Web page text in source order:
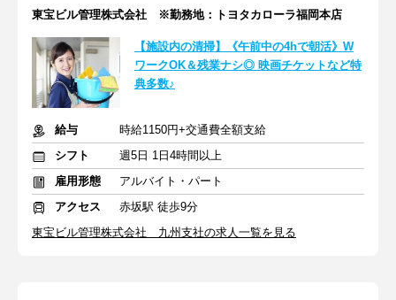
東宝ビル管理株式会社 ※勤務地：トヨタカローラ福岡本店
【施設内の清掃】《午前中の4hで朝活》W
ワークOK＆残業ナシ◎ 映画チケットなど特
典多数♪
給与
時給1150円+交通費全額支給
シフト
週5日 1日4時間以上
雇用形態
アルバイト・パート
アクセス
赤坂駅 徒歩9分
東宝ビル管理株式会社 九州支社の求人一覧を見る